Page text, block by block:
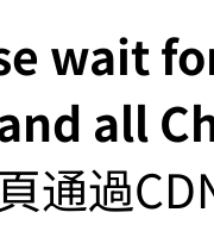
wait
all
通過